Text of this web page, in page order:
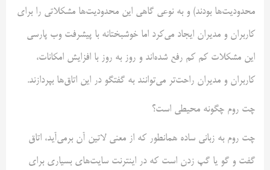
محدودیت‌ها بودند) و به نوعی گاهی این محدودیت‌ها مشکلاتی را برای
کاربران و مدیران ایجاد می‌کرد اما خوشبختانه با پیشرفت وب پارسی
این مشکلات کم کم رفع شده‌اند و روز به روز با افزایش امکانات،
کاربران و مدیران راحت‌تر می‌توانند به گفتگو در این اتاق‌ها بپردازند.
چت روم چگونه محیطی است؟
چت روم به زبانی ساده همانطور که از معنی لاتین آن برمی‌آید، اتاق
گفت و گو یا گپ زدن است که در اینترنت سایت‌های بسیاری برای